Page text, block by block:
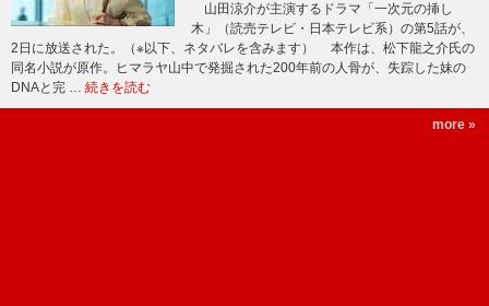
山田涼介が主演するドラマ「一次元の挿し
木」（読売テレビ・日本テレビ系）の第5話が、
2日に放送された。（※以下、ネタバレを含みます） 本作は、松下龍之介氏の
同名小説が原作。ヒマラヤ山中で発掘された200年前の人骨が、失踪した妹の
DNAと完 … 続きを読む
more »